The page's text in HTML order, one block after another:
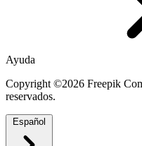
Ayuda
Copyright ©2026 Freepik
reservados.
Español